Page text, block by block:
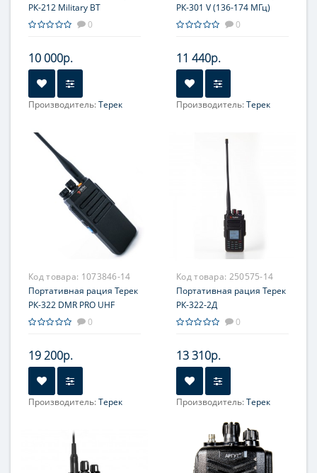
РК-212 Military BT
0
10 000р.
Производитель:Терек
РК-301 V (136-174 МГц)
0
11 440р.
Производитель:Терек
Код товара: 1073846-14
Портативная рация Терек
РК-322 DMR PRO UHF
0
19 200р.
Производитель:Терек
Код товара: 250575-14
Портативная рация Терек
РК-322-2Д
0
13 310р.
Производитель:Терек